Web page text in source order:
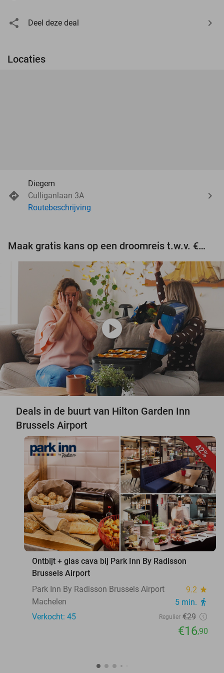
Deel deze deal
Locaties
Diegem
Culliganlaan 3A
Routebeschrijving
Maak gratis kans op een droomreis t.w.v. €3.000!
play_circle
Deals in de buurt van Hilton Garden Inn
Brussels Airport
42%
favorite_border
Ontbijt + glas cava bij Park Inn By Radisson
Brussels Airport
Park Inn By Radisson Brussels Airport
9.2 star
Machelen 5 min. directions_walk
Verkocht: 45 Regulier €29
€16,90